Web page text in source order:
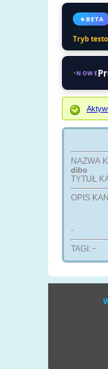
BETA
Tryb
NOWE
NAZWA
dibo
TYTUŁ
OPIS
-
TAGI: -